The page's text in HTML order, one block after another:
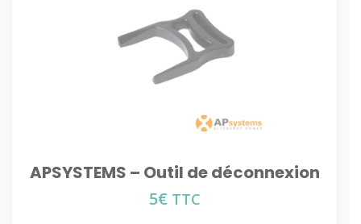
APSYSTEMS – Outil de déconnexion
5€ TTC